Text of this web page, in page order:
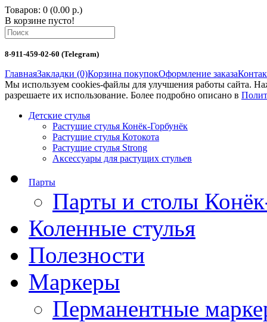
Товаров: 0 (0.00 р.)
В корзине пусто!
8-911-459-02-60 (Telegram)
ГлавнаяЗакладки (0)Корзина покупокОформление заказа
Мы используем cookies-файлы для улучшения работы сайта.
разрешаете их использование. Более подробно описано в
Детские стулья
Растущие стулья Конёк-Горбунёк
Растущие стулья Котокота
Растущие стулья Strong
Аксессуары для растущих стульев
Парты
Парты и столы
Коленныe стулья
Полезности
Маркеры
Перманентные